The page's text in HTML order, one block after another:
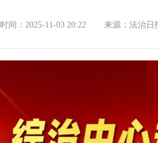
时间：2025-11-03 20:22 来源：法治日